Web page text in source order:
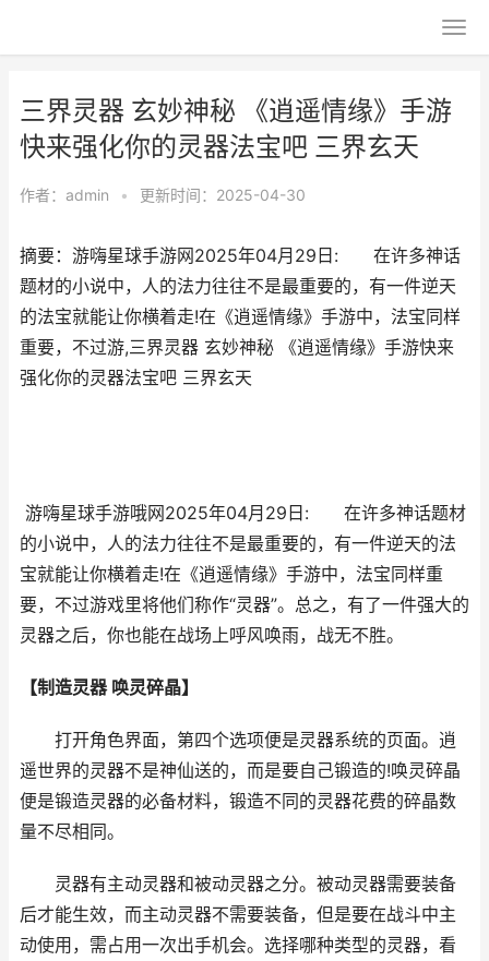
三界灵器 玄妙神秘 《逍遥情缘》手游
快来强化你的灵器法宝吧 三界玄天
作者： admin • 更新时间：2025-04-30
摘要：游嗨星球手游网2025年04月29日: 在许多神话
题材的小说中，人的法力往往不是最重要的，有一件逆天
的法宝就能让你横着走!在《逍遥情缘》手游中，法宝同样
重要，不过游,三界灵器 玄妙神秘 《逍遥情缘》手游快来
强化你的灵器法宝吧 三界玄天
游嗨星球手游哦网2025年04月29日: 在许多神话题材
的小说中，人的法力往往不是最重要的，有一件逆天的法
宝就能让你横着走!在《逍遥情缘》手游中，法宝同样重
要，不过游戏里将他们称作“灵器”。总之，有了一件强大的
灵器之后，你也能在战场上呼风唤雨，战无不胜。
【制造灵器 唤灵碎晶】
打开角色界面，第四个选项便是灵器系统的页面。逍
遥世界的灵器不是神仙送的，而是要自己锻造的!唤灵碎晶
便是锻造灵器的必备材料，锻造不同的灵器花费的碎晶数
量不尽相同。
灵器有主动灵器和被动灵器之分。被动灵器需要装备
后才能生效，而主动灵器不需要装备，但是要在战斗中主
动使用，需占用一次出手机会。选择哪种类型的灵器，看